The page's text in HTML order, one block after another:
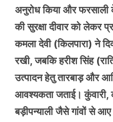
अनुरोध किया और
की सुरक्षा दीवार को लेकर
कमला देवी (किलपारा) ने
रखी, जबकि हरीश सिंह
उत्पादन हेतु तारबाड़ और
आवश्यकता जताई। कुंवारी,
बड़ीपन्याली जैसे गांवों से आए